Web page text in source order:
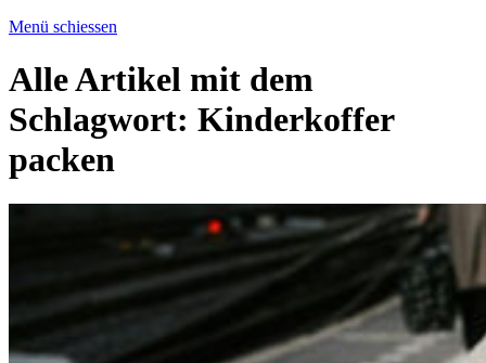
Menü schiessen
Alle Artikel mit dem
Schlagwort: Kinderkoffer
packen